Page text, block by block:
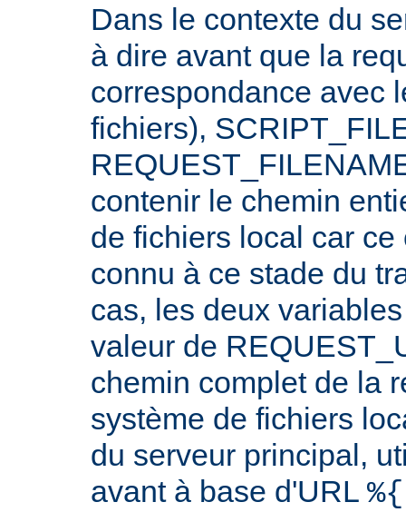
Dans le contexte du
à dire avant que la
correspondance avec
fichiers),
contenir le chemin
de fichiers local car
connu à ce stade du
cas, les deux
valeur de
chemin complet de la
système de fichiers
du serveur principal,
avant à base d'URL